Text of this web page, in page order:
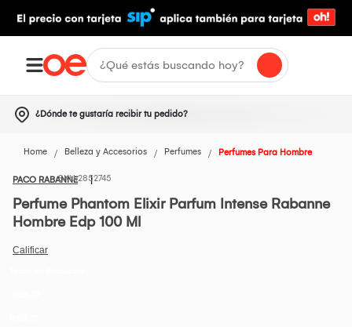
¿Dónde te gustaría recibir tu pedido?
Home Belleza y Accesorios Perfumes Perfumes Para Hombre
PACO RABANNE2852745
Perfume Phantom Elixir Parfum Intense Rabanne
Hombre Edp 100 Ml